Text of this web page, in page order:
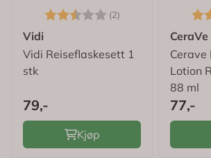
Karakter: (2)
2.5 av 5 mulige
Vidi
Vidi Reiseflaskesett 1
stk
79,-
Kjøp
CeraVe
Cerave
Lotion
88 ml
77,-